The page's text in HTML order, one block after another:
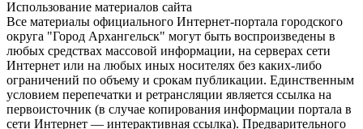
Использование материалов сайта
Все материалы официального Интернет-портала городского
округа "Город Архангельск" могут быть воспроизведены в
любых средствах массовой информации, на серверах сети
Интернет или на любых иных носителях без каких-либо
ограничений по объему и срокам публикации. Единственным
условием перепечатки и ретрансляции является ссылка на
первоисточник (в случае копирования информации портала в
сети Интернет — интерактивная ссылка). Предварительного